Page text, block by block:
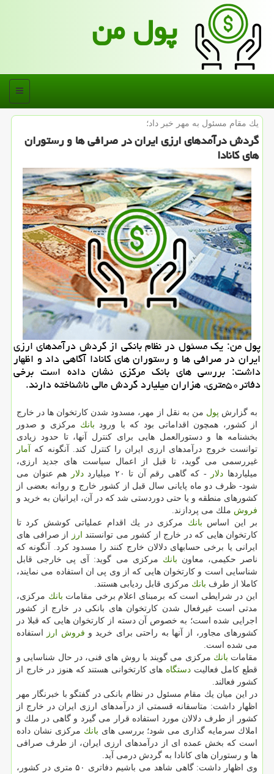
پول من
منو
یك مقام مسئول به مهر خبر داد؛
گردش درآمدهای ارزی ایران در صرافی ها و رستوران
های كانادا
پول من: یك مسئول در نظام بانكی از گردش درآمدهای ارزی
ایران در صرافی ها و رستوران های كانادا آگاهی داد و اظهار
داشت: بررسی های بانك مركزی نشان داده است برخی
دفاتر۵۰متری، هزاران میلیارد گردش مالی ناشناخته دارند.
به گزارش پول من به نقل از مهر، مسدود شدن كارتخوان ها در خارج
از كشور، همچون اقداماتی بود كه با ورود بانك مركزی و صدور
بخشنامه ها و دستورالعمل هایی برای كنترل آنها، تا حدود زیادی
توانست خروج درآمدهای ارزی ایران را كنترل كند. آنگونه كه آمار
غیررسمی می گوید، تا قبل از اعمال سیاست های جدید ارزی،
میلیاردها دلار - كه گاهی رقم آن تا ۲۰ میلیارد دلار
هم عنوان می
شود- ظرف دو ماه پایانی سال قبل از كشور خارج و روانه بعضی از
كشورهای منطقه و یا حتی دوردستی شد كه در آن، ایرانیان به خرید و
فروش ملك می پردازند.
بر این اساس بانك مركزی در یك اقدام عملیاتی كوشش كرد تا
كارتخوان هایی كه در خارج از كشور می توانستند ارز
از صرافی های
ایرانی یا برخی حسابهای دلالان خارج كنند را مسدود كرد. آنگونه كه
ناصر حكیمی، معاون بانك مركزی می گوید: آی پی خارجی قابل
شناسایی است و كارتخوان هایی كه از وی پی ان استفاده می نمایند،
كاملا از طرف بانك مركزی قابل ردیابی هستند.
این در شرایطی است كه برمبنای اعلام برخی مقامات بانك مركزی،
مدتی است غیرفعال شدن كارتخوان های بانكی در خارج از كشور
اجرایی شده است؛ به خصوص آن دسته از كارتخوان هایی كه قبلا در
كشورهای مجاور، از آنها به راحتی برای خرید و فروش ارز
استفاده
می شده است.
مقامات بانك مركزی می گویند با روش های فنی، در حال شناسایی و
قطع كامل فعالیت دستگاه های كارتخوانی هستند كه هنوز در خارج از
كشور فعالند.
در این میان یك مقام مسئول در نظام بانكی در گفتگو با خبرنگار مهر
اظهار داشت: متاسفانه قسمتی از درآمدهای ارزی ایران در خارج از
كشور از طرف دلالان مورد استفاده قرار می گیرد و گاهی در ملك و
املاك سرمایه گذاری می شود؛ بررسی های بانك مركزی نشان داده
است كه بخش عمده ای از درآمدهای ارزی ایران، از طرف صرافی
ها و رستوران های كانادا به گردش درمی آید.
وی اظهار داشت: گاهی شاهد می باشیم دفاتری ۵۰ متری در كشور،